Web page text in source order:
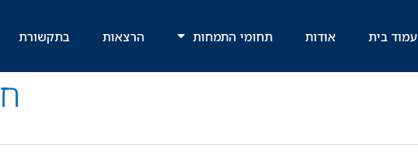
עמוד בית אודות תחומי התמחות הרצאות בתקשורת